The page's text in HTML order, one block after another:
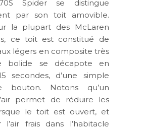
Spider se distingue
par son toit amovible.
la plupart des McLaren
ce toit est constitué de
légers en composite très
bolide se décapote en
secondes, d’une simple
bouton. Notons qu’un
permet de réduire les
le toit est ouvert, et
l’air frais dans l’habitacle